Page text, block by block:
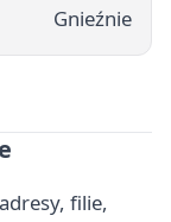
Gnieźnie
filie,